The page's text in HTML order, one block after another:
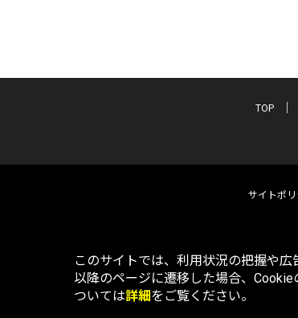
TOP
サイトポ
このサイトでは、利用状況の把握や
以降のページに遷移した場合、
ついては詳細をご覧ください。